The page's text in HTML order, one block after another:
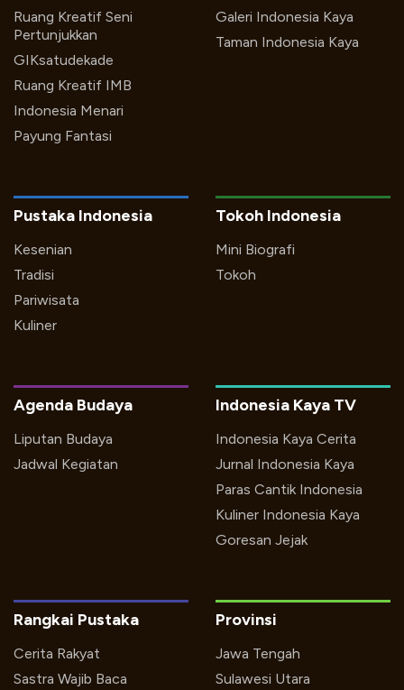
Ruang Kreatif Seni
Pertunjukkan
GIKsatudekade
Ruang Kreatif IMB
Indonesia Menari
Payung Fantasi
Galeri Indonesia Kaya
Taman Indonesia Kaya
Pustaka Indonesia
Kesenian
Tradisi
Pariwisata
Kuliner
Tokoh Indonesia
Mini Biografi
Tokoh
Indonesia Kaya TV
Indonesia Kaya Cerita
Jurnal Indonesia Kaya
Paras Cantik Indonesia
Kuliner Indonesia Kaya
Goresan Jejak
Agenda Budaya
Liputan Budaya
Jadwal Kegiatan
Rangkai Pustaka
Cerita Rakyat
Sastra Wajib Baca
Provinsi
Jawa Tengah
Sulawesi Utara